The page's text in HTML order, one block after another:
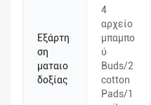
Εξάρτη
ση
ματαιο
δοξίας
4
αρχείο
μπαμπο
ύ
Buds/2
cotton
Pads/1